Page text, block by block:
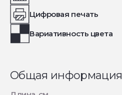
Цифровая печать
Вариативность цвета
Общая информация